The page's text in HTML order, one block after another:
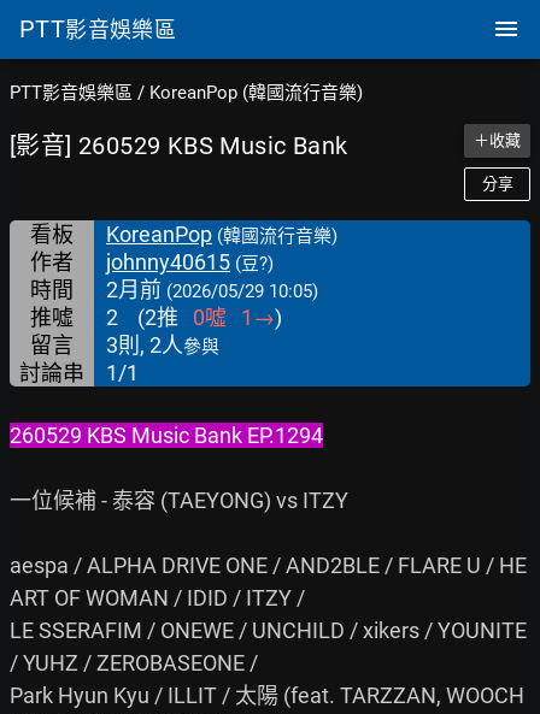
PTT影音娛樂區
PTT影音娛樂區 / KoreanPop (韓國流行音樂)
[影音] 260529 KBS Music Bank ＋收藏
分享
看板 KoreanPop (韓國流行音樂)
作者 johnny40615 (豆?)
時間 2月前 (2026/05/29 10:05)
推噓 2 (2推 0噓 1 →)
留言
3則, 2人參與
討論串 1/1
260529 KBS Music Bank EP.1294
一位候補 - 泰容 (TAEYONG) vs ITZY
aespa / ALPHA DRIVE ONE / AND2BLE / FLARE U / HE
ART OF WOMAN / IDID / ITZY /
LE SSERAFIM / ONEWE / UNCHILD / xikers / YOUNITE
/ YUHZ / ZEROBASEONE /
Park Hyun Kyu / ILLIT / 太陽 (feat. TARZZAN, WOOCH